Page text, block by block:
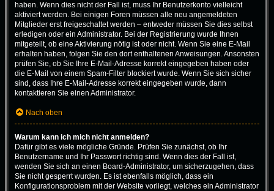
haben. Wenn dies nicht der Fall ist, muss Ihr Benutzerkonto vielleicht
aktiviert werden. Bei einigen Foren müssen alle neu angemeldeten
Mitglieder erst freigeschaltet werden – entweder müssen Sie dies selbst
erledigen oder ein Administrator. Bei der Registrierung wurde Ihnen
mitgeteilt, ob eine Aktivierung nötig ist oder nicht. Wenn Sie eine E-Mail
erhalten haben, folgen Sie den dort enthaltenen Anweisungen. Ansonsten
prüfen Sie, ob Sie Ihre E-Mail-Adresse korrekt eingegeben haben oder
die E-Mail von einem Spam-Filter blockiert wurde. Wenn Sie sich sicher
sind, dass Ihre E-Mail-Adresse korrekt eingegeben wurde, dann
kontaktieren Sie einen Administrator.
Nach oben
Warum kann ich mich nicht anmelden?
Dafür gibt es viele mögliche Gründe. Prüfen Sie zunächst, ob Ihr
Benutzername und Ihr Passwort richtig sind. Wenn dies der Fall ist,
wenden Sie sich an einen Board-Administrator, um sicherzugehen, dass
Sie nicht gesperrt wurden. Es ist ebenfalls möglich, dass ein
Konfigurationsproblem mit der Website vorliegt, welches ein Administrator